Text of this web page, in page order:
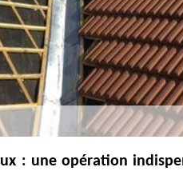
: une opération